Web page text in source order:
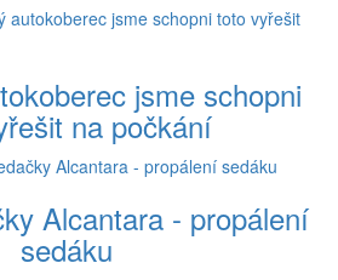
jsme schopni
na počkání
Alcantara - propálení
sedáku